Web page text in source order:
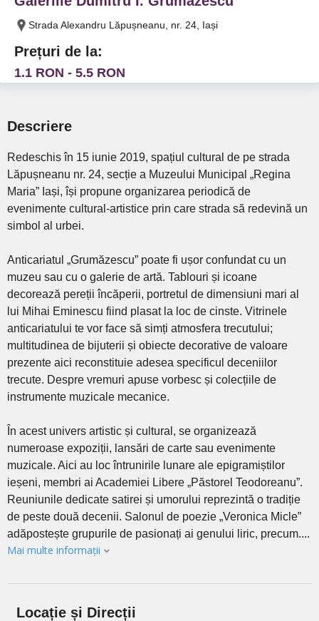
Strada Alexandru Lăpușneanu, nr. 24, Iași
Prețuri de la:
1.1 RON - 5.5 RON
Descriere
Redeschis în 15 iunie 2019, spațiul cultural de pe strada
Lăpușneanu nr. 24, secție a Muzeului Municipal „Regina
Maria” Iași, își propune organizarea periodică de
evenimente cultural-artistice prin care strada să redevină un
simbol al urbei.
Anticariatul „Grumăzescu” poate fi ușor confundat cu un
muzeu sau cu o galerie de artă. Tablouri și icoane
decorează pereții încăperii, portretul de dimensiuni mari al
lui Mihai Eminescu fiind plasat la loc de cinste. Vitrinele
anticariatului te vor face să simți atmosfera trecutului;
multitudinea de bijuterii și obiecte decorative de valoare
prezente aici reconstituie adesea specificul deceniilor
trecute. Despre vremuri apuse vorbesc și colecțiile de
instrumente muzicale mecanice.
În acest univers artistic și cultural, se organizează
numeroase expoziții, lansări de carte sau evenimente
muzicale. Aici au loc întrunirile lunare ale epigramiștilor
ieșeni, membri ai Academiei Libere „Păstorel Teodoreanu”.
Reuniunile dedicate satirei și umorului reprezintă o tradiție
de peste două decenii. Salonul de poezie „Veronica Micle”
adăpostește grupurile de pasionați ai genului liric, precum....
Mai multe informații
Locație și Direcții